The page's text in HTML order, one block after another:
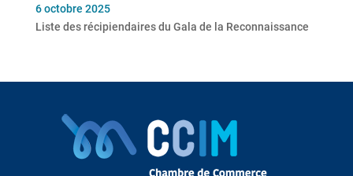
Liste des récipiendaires du Gala de la Reconnaissance
6 octobre 2025